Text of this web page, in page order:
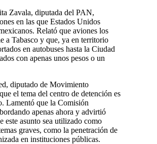
Zavala, diputada del PAN,
en las que Estados Unidos
Relató que aviones los
a Tabasco y que, ya en territorio
en autobuses hasta la Ciudad
con apenas unos pesos o un
diputado de Movimiento
el tema del centro de detención es
Lamentó que la Comisión
apenas ahora y advirtió
este asunto sea utilizado como
graves, como la penetración de
en instituciones públicas.